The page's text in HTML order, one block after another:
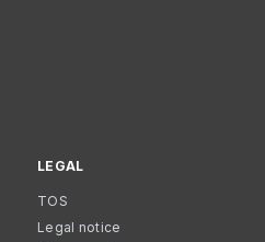
LEGAL
TOS
Legal notice